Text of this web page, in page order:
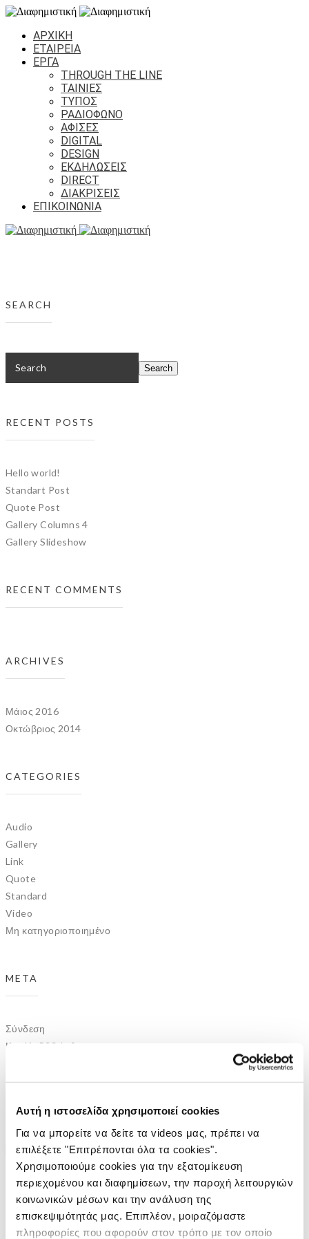
Αυτή η ιστοσελίδα χρησιμοποιεί cookies
Για να μπορείτε να δείτε τα videos μας, πρέπει να
επιλέξετε "Επιτρέπονται όλα τα cookies".
Χρησιμοποιούμε cookies για την εξατομίκευση
περιεχομένου και διαφημίσεων, την παροχή λειτουργιών
κοινωνικών μέσων και την ανάλυση της
επισκεψιμότητάς μας. Επιπλέον, μοιραζόμαστε
πληροφορίες που αφορούν στον τρόπο με τον οποίο
ΑΡΧΙΚΗ
ΕΤΑΙΡΕΙΑ
ΕΡΓΑ
THROUGH THE LINE
ΤΑΙΝΙΕΣ
ΤΥΠΟΣ
ΡΑΔΙΟΦΩΝΟ
ΑΦΙΣΕΣ
DIGITAL
DESIGN
ΕΚΔΗΛΩΣΕΙΣ
DIRECT
ΔΙΑΚΡΙΣΕΙΣ
ΕΠΙΚΟΙΝΩΝΙΑ
SEARCH
RECENT POSTS
Hello world!
Standart Post
Quote Post
Gallery Columns 4
Gallery Slideshow
RECENT COMMENTS
ARCHIVES
Μάιος 2016
Οκτώβριος 2014
CATEGORIES
Audio
Gallery
Link
Quote
Standard
Video
Μη κατηγοριοποιημένο
META
Σύνδεση
Κανάλι RSS άρθρων
WordPress.org
ΑΡΧΙΚΗ
ΕΤΑΙΡΕΙΑ
ΕΡΓΑ